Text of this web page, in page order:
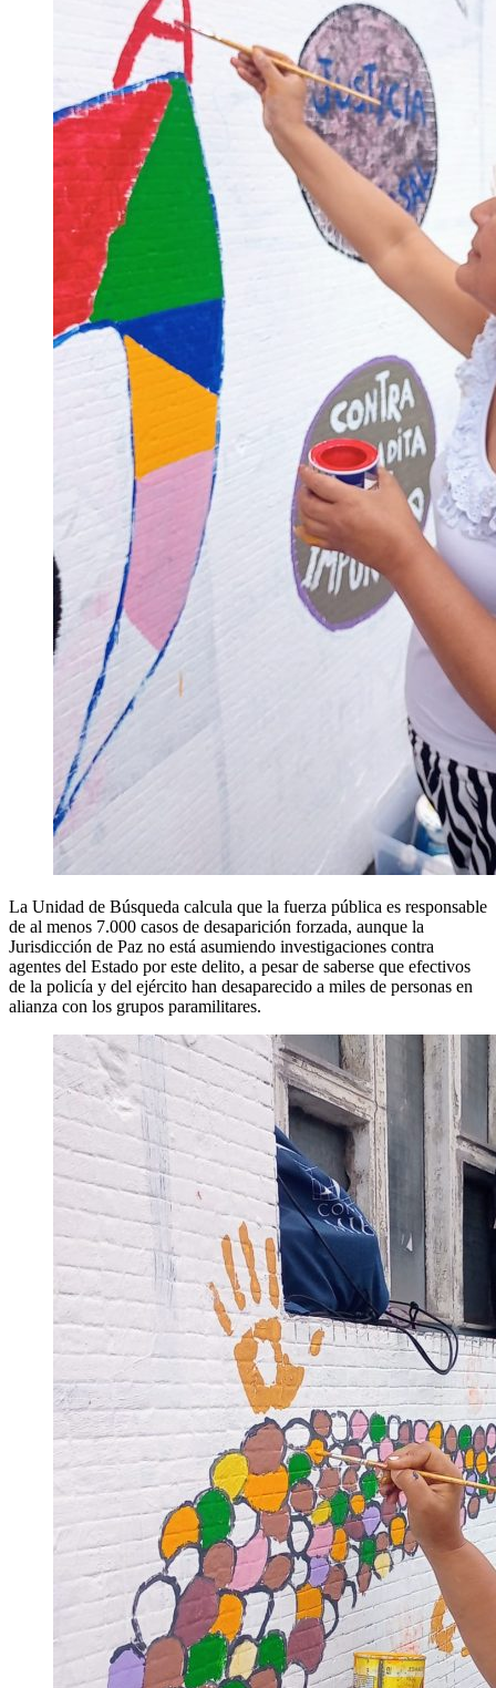
La Unidad de Búsqueda calcula que la fuerza pública es responsable
de al menos 7.000 casos de desaparición forzada, aunque la
Jurisdicción de Paz no está asumiendo investigaciones contra
agentes del Estado por este delito, a pesar de saberse que efectivos
de la policía y del ejército han desaparecido a miles de personas en
alianza con los grupos paramilitares.